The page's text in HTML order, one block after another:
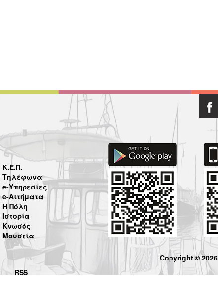
Κ.Ε.Π.
Τηλέφωνα
e-Υπηρεσίες
e-Αιτήματα
Η Πόλη
Ιστορία
Κνωσός
Μουσεία
RSS
Copyright © 2026